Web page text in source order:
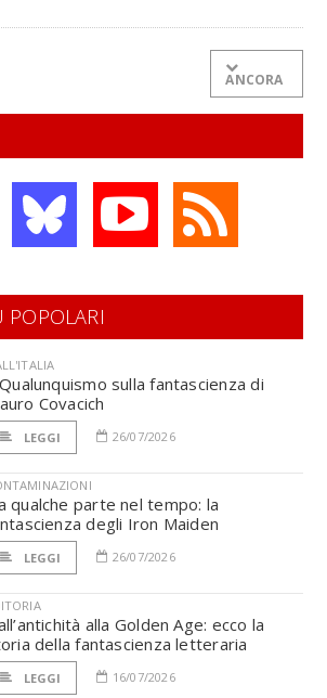
ANCORA
POPOLARI
sulla fantascienza di
Covacich
LEGGI 26/07/2026
qualche parte nel tempo: la
degli Iron Maiden
LEGGI 26/07/2026
alla Golden Age: ecco la
della fantascienza letteraria
LEGGI 16/07/2026